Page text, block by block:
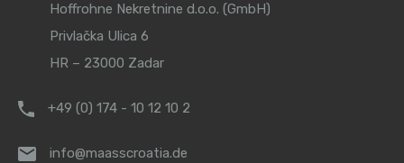
Hoffrohne Nekretnine d.o.o. (GmbH)
Privlačka Ulica 6
HR – 23000 Zadar
+49 (0) 174 - 10 12 10 2
info@maasscroatia.de